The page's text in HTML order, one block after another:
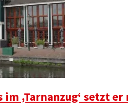
‚Tarnanzug‘ setzt